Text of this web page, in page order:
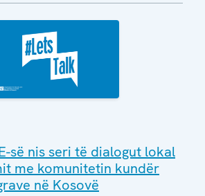
së nis seri të dialogut lokal
me komunitetin kundër
në Kosovë